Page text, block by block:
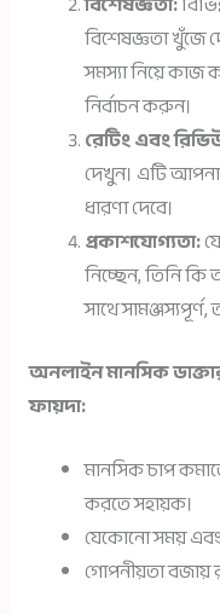
বিশেষজ্ঞতা খুঁজে
সমস্যা নিয়ে
নির্বাচন করুন।
রেটিং এবং
দেখুন। এটি
ধারণা দেবে।
প্রকাশযোগ্যতা:
নিচ্ছেন, তিনি
সাথে
অনলাইন মানসিক
ফায়দা:
মানসিক চাপ
করতে সহায়ক।
যেকোনো সময় এবং
গোপনীয়তা বজায়